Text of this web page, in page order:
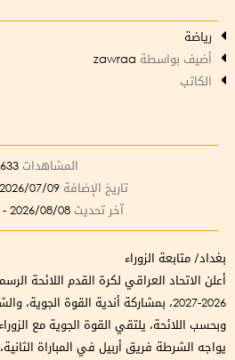
رياضة
أضيف بواسطة
الكاتب
المشاهدات
تاريخ الإضافة 2026/07/09 - 1:19 AM
آخر تحديث 2026/08/08 - 12:57 AM
بغداد/ متابعة الزوراء
أعلن الاتحاد العراقي لكرة القدم اللائحة
2026-2027، بمشاركة أندية القوة الجوية، والشرطة، وأربيل، والزوراء.
وبحسب اللائحة، يلتقي القوة الجوية مع
يواجه الشرطة فريق أربيل في المباراة